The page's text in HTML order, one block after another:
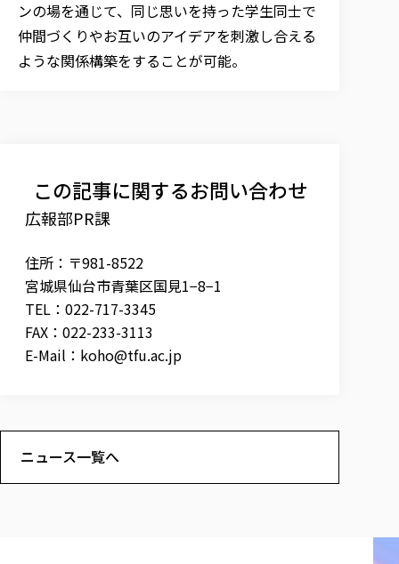
ンの場を通じて、同じ思いを持った学生同士で
仲間づくりやお互いのアイデアを刺激し合える
ような関係構築をすることが可能。
この記事に関するお問い合わせ
広報部PR課
住所：〒981-8522
宮城県仙台市青葉区国見1−8−1
TEL：022-717-3345
FAX：022-233-3113
E-Mail： koho@tfu.ac.jp
ニュース一覧へ